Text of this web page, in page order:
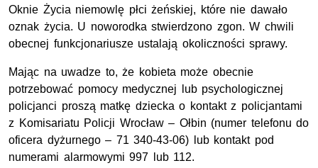
Oknie Życia niemowlę płci żeńskiej, które nie dawało
oznak życia. U noworodka stwierdzono zgon. W chwili
obecnej funkcjonariusze ustalają okoliczności sprawy.
Mając na uwadze to, że kobieta może obecnie
potrzebować pomocy medycznej lub psychologicznej
policjanci proszą matkę dziecka o kontakt z policjantami
z Komisariatu Policji Wrocław – Ołbin (numer telefonu do
oficera dyżurnego – 71 340-43-06) lub kontakt pod
numerami alarmowymi 997 lub 112.